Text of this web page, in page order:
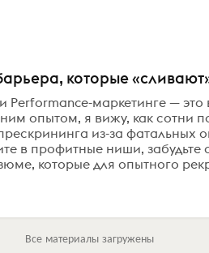
которые
Performance-маркетинге — это
опытом, я вижу, как сотни
из-за фатальных
в профитные ниши, забудьте
которые для опытного
Все материалы загружены